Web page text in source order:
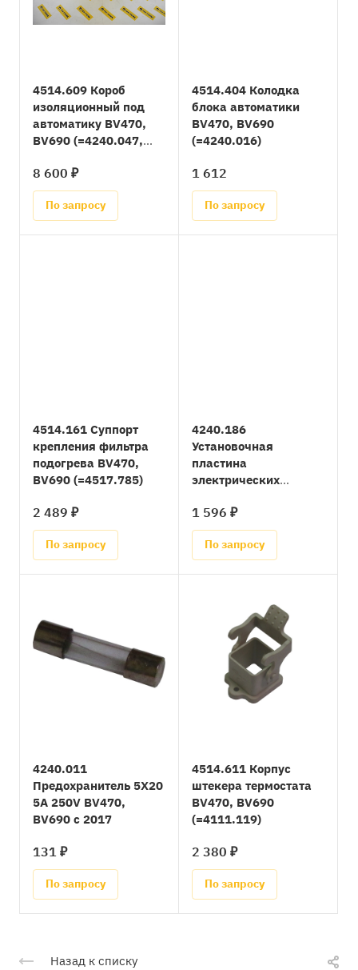
4514.609 Короб
изоляционный под
автоматику BV470,
BV690 (=4240.047,
4514.799)
8 600 ₽
По запросу
4514.404 Колодка
блока автоматики
BV470, BV690
(=4240.016)
1 612
По запросу
4514.161 Суппорт
крепления фильтра
подогрева BV470,
BV690 (=4517.785)
2 489 ₽
По запросу
4240.186
Установочная
пластина
электрических
термостата BV470,
BV690
1 596 ₽
По запросу
4240.011
Предохранитель 5X20
5A 250V BV470,
BV690 с 2017
131 ₽
По запросу
4514.611 Корпус
штекера термостата
BV470, BV690
(=4111.119)
2 380 ₽
По запросу
Назад к списку